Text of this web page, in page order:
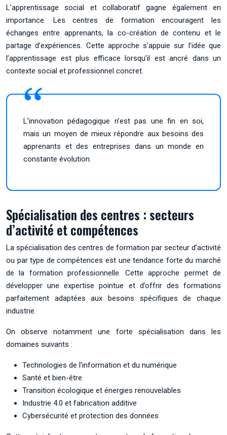
L’apprentissage social et collaboratif gagne également en
importance. Les centres de formation encouragent les
échanges entre apprenants, la co-création de contenu et le
partage d’expériences. Cette approche s’appuie sur l’idée que
l’apprentissage est plus efficace lorsqu’il est ancré dans un
contexte social et professionnel concret.
L’innovation pédagogique n’est pas une fin en soi,
mais un moyen de mieux répondre aux besoins des
apprenants et des entreprises dans un monde en
constante évolution.
Spécialisation des centres : secteurs
d’activité et compétences
La spécialisation des centres de formation par secteur d’activité
ou par type de compétences est une tendance forte du marché
de la formation professionnelle. Cette approche permet de
développer une expertise pointue et d’offrir des formations
parfaitement adaptées aux besoins spécifiques de chaque
industrie.
On observe notamment une forte spécialisation dans les
domaines suivants :
Technologies de l’information et du numérique
Santé et bien-être
Transition écologique et énergies renouvelables
Industrie 4.0 et fabrication additive
Cybersécurité et protection des données